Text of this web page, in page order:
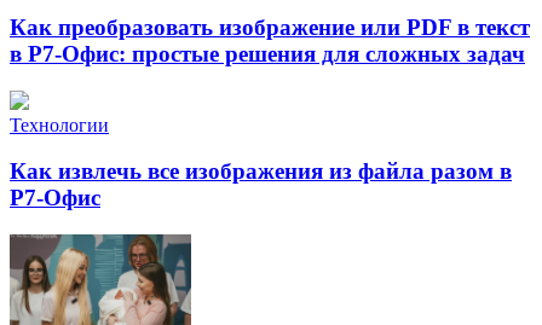
Как преобразовать изображение или PDF в текст
в Р7-Офис: простые решения для сложных задач
Технологии
Как извлечь все изображения из файла разом в
Р7-Офис